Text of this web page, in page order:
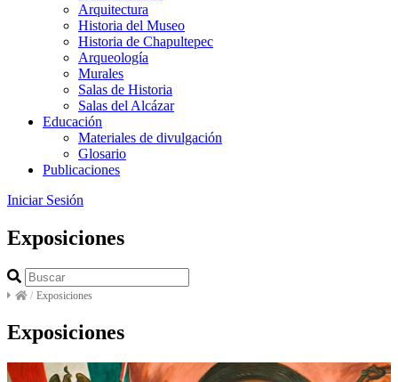
Arquitectura
Historia del Museo
Historia de Chapultepec
Arqueología
Murales
Salas de Historia
Salas del Alcázar
Educación
Materiales de divulgación
Glosario
Publicaciones
Iniciar Sesión
Exposiciones
/ Exposiciones
Exposiciones